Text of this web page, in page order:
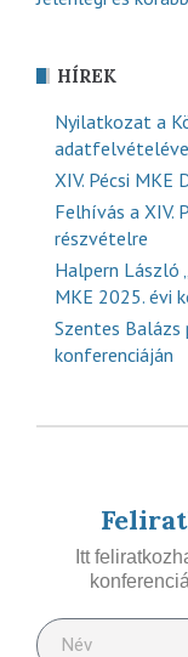
HÍREK
Nyilatkozat a
XIV. Pécsi
Felhívás a XIV.
részvételre
Halpern László
MKE 2025. évi
Szentes Balázs
konferenciáján
Itt